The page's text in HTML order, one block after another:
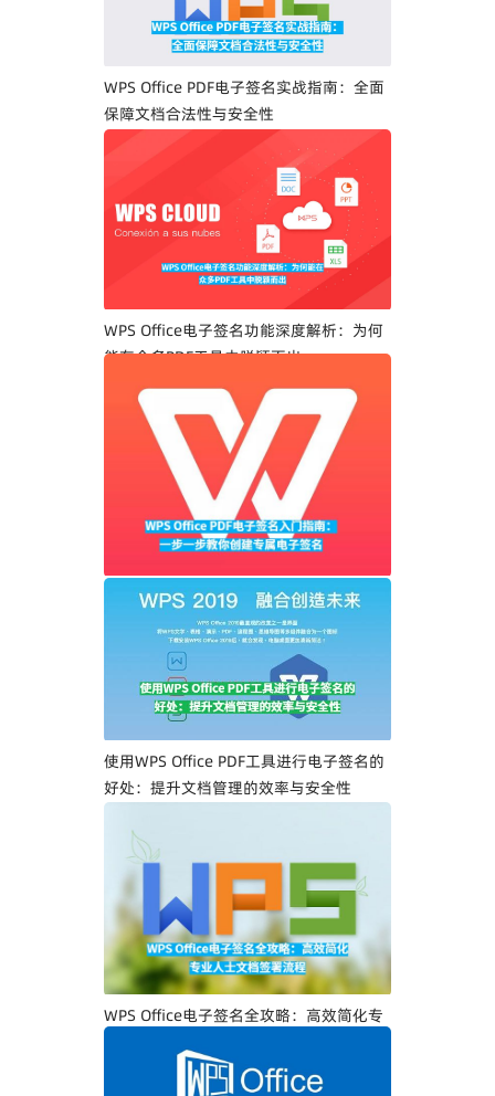
WPS Office PDF电子签名实战指南：全面
保障文档合法性与安全性
WPS Office电子签名功能深度解析：为何
能在众多PDF工具中脱颖而出
WPS Office PDF电子签名入门指南：一步
一步教你创建专属电子签名
使用WPS Office PDF工具进行电子签名的
好处：提升文档管理的效率与安全性
WPS Office电子签名全攻略：高效简化专